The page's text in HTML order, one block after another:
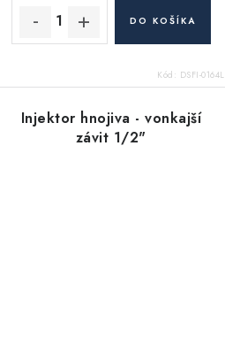
k
t
o
v
DO KOŠÍKA
Kód: DSFI-0164L
Injektor hnojiva - vonkajší
závit 1/2"